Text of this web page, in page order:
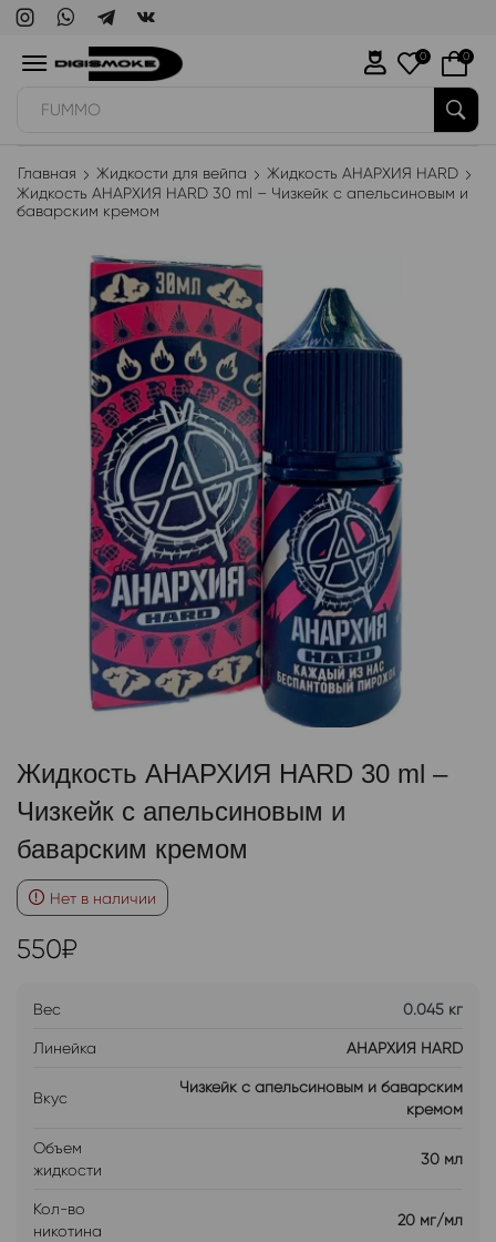
WAKA
0 0
Главная Жидкости для вейпа
Жидкость АНАРХИЯ HARD
Жидкость АНАРХИЯ HARD 30 ml – Чизкейк с апельсиновым и
баварским кремом
Жидкость АНАРХИЯ HARD 30 ml –
Чизкейк с апельсиновым и
баварским кремом
Нет в наличии
550₽
Вес 0.045 кг
Линейка АНАРХИЯ HARD
Вкус
Чизкейк с апельсиновым и баварским
кремом
Объем
жидкости
30 мл
Кол-во
никотина
20 мг/мл